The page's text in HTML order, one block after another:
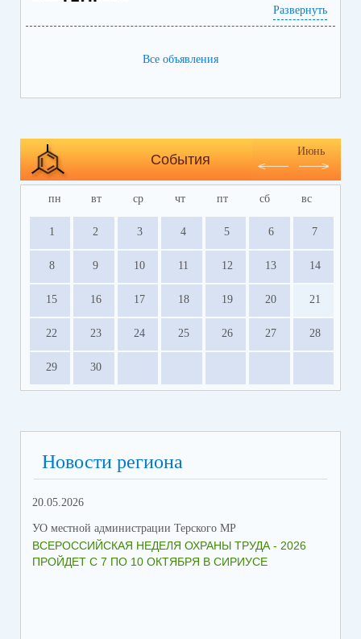
Развернуть
Все объявления
События
Июнь
пн вт ср чт пт сб вс
1 2 3 4 5 6 7
8 9 10 11 12 13 14
15 16 17 18 19 20 21
22 23 24 25 26 27 28
29 30
Новости региона
20.05.2026
УО местной администрации Терского МР
ВСЕРОССИЙСКАЯ НЕДЕЛЯ ОХРАНЫ ТРУДА - 2026
ПРОЙДЕТ С 7 ПО 10 ОКТЯБРЯ В СИРИУСЕ